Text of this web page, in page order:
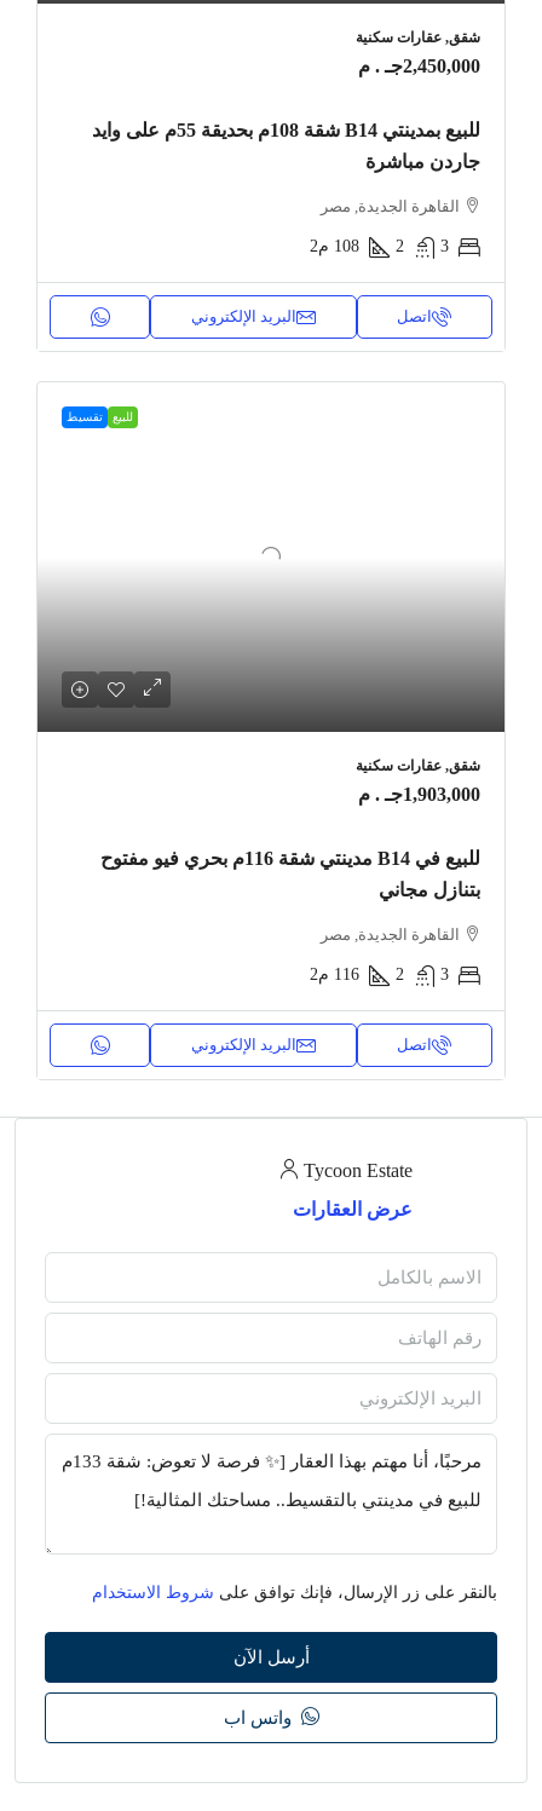
شقق, عقارات سكنية
2,450,000جـ . م
للبيع بمدينتي B14 شقة 108م بحديقة 55م على وايد
جاردن مباشرة
القاهرة الجديدة, مصر
3
2
108 م2
اتصل البريد الإلكتروني
للبيع تقسيط
شقق, عقارات سكنية
1,903,000جـ . م
للبيع في B14 مدينتي شقة 116م بحري فيو مفتوح
بتنازل مجاني
القاهرة الجديدة, مصر
3
2
116 م2
اتصل البريد الإلكتروني
Tycoon Estate
عرض العقارات
بالنقر على زر الإرسال، فإنك توافق على شروط الاستخدام
أرسل الآن
واتس اب